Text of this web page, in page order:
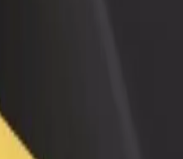
və
araşdırın və sizin üçün ən